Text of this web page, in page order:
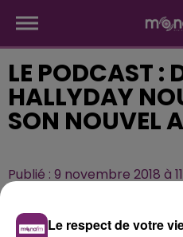
LE PODCAST :
HALLYDAY
SON NOUVEL
Publié : 9 novembre 2018 à
Le respect de votre